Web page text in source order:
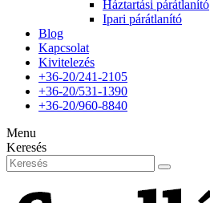
Háztartási párátlanító
Ipari párátlanító
Blog
Kapcsolat
Kivitelezés
+36-20/241-2105
+36-20/531-1390
+36-20/960-8840
Menu
Keresés